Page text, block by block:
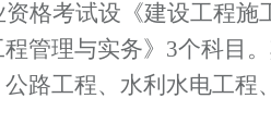
格考试设《建设工程施
管理与实务》 3个科目
路工程、水利水电工程